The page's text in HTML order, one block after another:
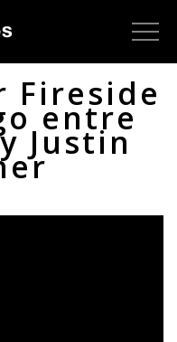
Fireside
entre
Justin